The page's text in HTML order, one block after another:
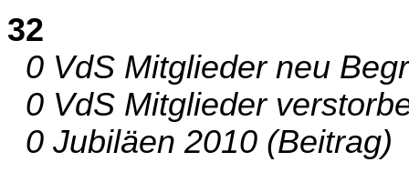
32
0 VdS Mitglieder neu
0 VdS Mitglieder
0 Jubiläen 2010 (Beitrag)